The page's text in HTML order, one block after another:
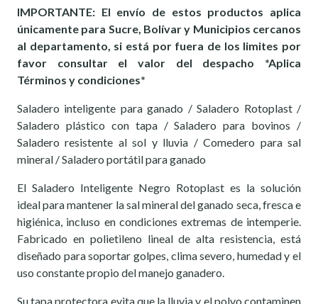
IMPORTANTE: El envío de estos productos aplica
únicamente para Sucre, Bolívar y Municipios cercanos
al departamento, si está por fuera de los limites por
favor consultar el valor del despacho *Aplica
Términos y condiciones*
Saladero inteligente para ganado / Saladero Rotoplast /
Saladero plástico con tapa / Saladero para bovinos /
Saladero resistente al sol y lluvia / Comedero para sal
mineral / Saladero portátil para ganado
El Saladero Inteligente Negro Rotoplast es la solución
ideal para mantener la sal mineral del ganado seca, fresca e
higiénica, incluso en condiciones extremas de intemperie.
Fabricado en polietileno lineal de alta resistencia, está
diseñado para soportar golpes, clima severo, humedad y el
uso constante propio del manejo ganadero.
Su tapa protectora evita que la lluvia y el polvo contaminen